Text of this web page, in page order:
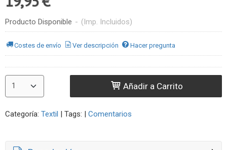
Producto Disponible - (Imp. Incluidos)
Costes de envío Ver descripción Hacer pregunta
Añadir a Carrito
Categoría: Textil | Tags: | Comentarios